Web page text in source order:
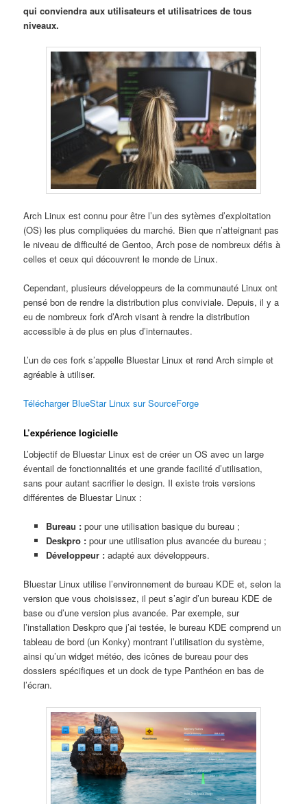
qui conviendra aux utilisateurs et utilisatrices de tous
niveaux.
Arch Linux est connu pour être l’un des sytèmes d’exploitation
(OS) les plus compliquées du marché. Bien que n’atteignant pas
le niveau de difficulté de Gentoo, Arch pose de nombreux défis à
celles et ceux qui découvrent le monde de Linux.
Cependant, plusieurs développeurs de la communauté Linux ont
pensé bon de rendre la distribution plus conviviale. Depuis, il y a
eu de nombreux fork d’Arch visant à rendre la distribution
accessible à de plus en plus d’internautes.
L’un de ces fork s’appelle Bluestar Linux et rend Arch simple et
agréable à utiliser.
Télécharger BlueStar Linux sur SourceForge
L’expérience logicielle
L’objectif de Bluestar Linux est de créer un OS avec un large
éventail de fonctionnalités et une grande facilité d’utilisation,
sans pour autant sacrifier le design. Il existe trois versions
différentes de Bluestar Linux :
Bureau :pour une utilisation basique du bureau ;
Deskpro :pour une utilisation plus avancée du bureau ;
Développeur :adapté aux développeurs.
Bluestar Linux utilise l’environnement de bureau KDE et, selon la
version que vous choisissez, il peut s’agir d’un bureau KDE de
base ou d’une version plus avancée. Par exemple, sur
l’installation Deskpro que j’ai testée, le bureau KDE comprend un
tableau de bord (un Konky) montrant l’utilisation du système,
ainsi qu’un widget météo, des icônes de bureau pour des
dossiers spécifiques et un dock de type Panthéon en bas de
l’écran.